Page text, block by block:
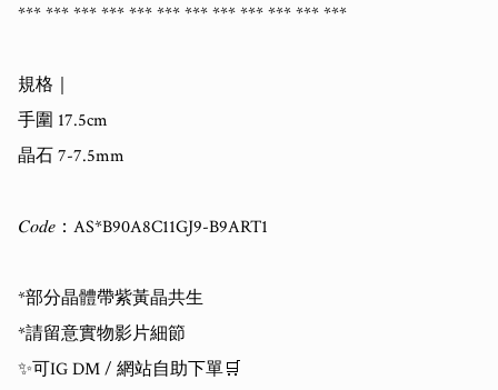
*** *** *** *** *** *** *** *** *** *** *** ***
規格｜
手圍 17.5cm
晶石 7-7.5mm
𝐶𝑜𝑑𝑒：AS*B90A8C11GJ9-B9ART1
*部分晶體帶紫黃晶共生
*請留意實物影片細節
✨可IG DM / 網站自助下單🛒